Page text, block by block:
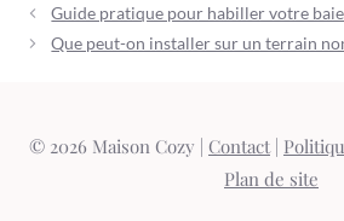
Guide pratique pour habiller votre
Que peut-on installer sur un terrain
© 2026 Maison Cozy | Contact|
Plan de site